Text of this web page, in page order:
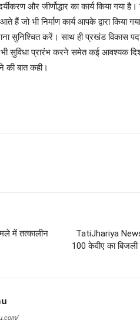
और जीर्णोद्धार का कार्य किया
जो भी निर्माण कार्य आपके द्वारा किया
सुनिश्चित करें। साथ ही प्रखंड विकास
सुविधा प्रारंभ करने समेत कई आवश्यक
की बात कही।
में तत्कालीन
TatiJhariya
100 केवीए का बिजली